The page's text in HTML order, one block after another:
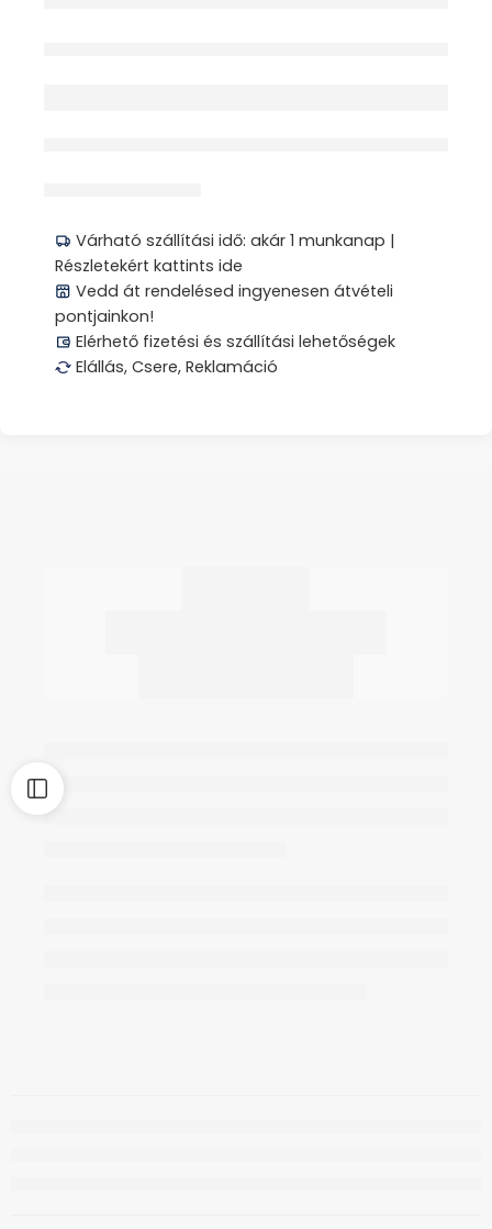
Várható szállítási idő: akár 1 munkanap |
Részletekért kattints ide
Vedd át rendelésed ingyenesen átvételi
pontjainkon!
Elérhető fizetési és szállítási lehetőségek
Elállás, Csere, Reklamáció